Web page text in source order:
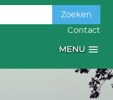
Contact
MENU